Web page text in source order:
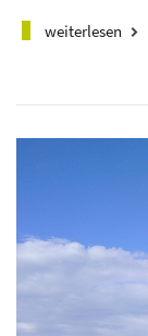
weiterlesen keyboard_arrow_right